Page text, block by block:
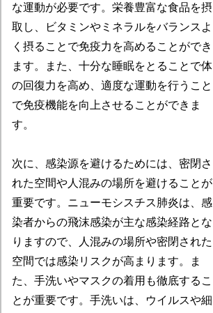
な運動が必要です。栄養豊富な食品を摂
取し、ビタミンやミネラルをバランスよ
く摂ることで免疫力を高めることができ
ます。また、十分な睡眠をとることで体
の回復力を高め、適度な運動を行うこと
で免疫機能を向上させることができま
す。
次に、感染源を避けるためには、密閉さ
れた空間や人混みの場所を避けることが
重要です。ニューモシスチス肺炎は、感
染者からの飛沫感染が主な感染経路とな
りますので、人混みの場所や密閉された
空間では感染リスクが高まります。ま
た、手洗いやマスクの着用も徹底するこ
とが重要です。手洗いは、ウイルスや細